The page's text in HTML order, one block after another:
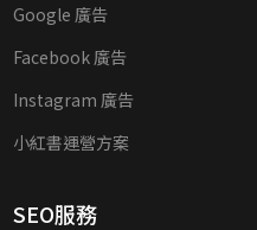
Google 廣告
Facebook 廣告
Instagram 廣告
小紅書運營方案
SEO服務